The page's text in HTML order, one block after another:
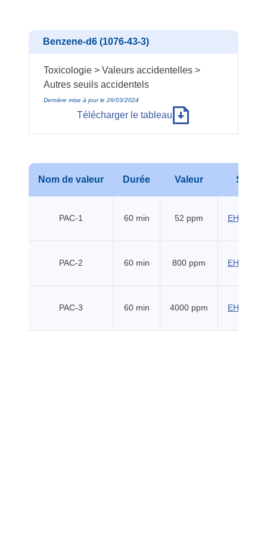
Benzene-d6 (1076-43-3)
Toxicologie > Valeurs accidentelles >
Autres seuils accidentels
Dernière mise à jour le 26/03/2024
Télécharger le tableau
Nom de valeur Durée Valeur
PAC-1 60 min 52 ppm EHSS
PAC-2 60 min 800 ppm EHSS
PAC-3 60 min 4000 ppm EHSS